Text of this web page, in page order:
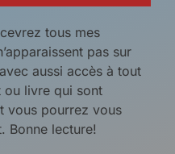
tous mes
pas sur
aussi accès à tout
ou livre qui sont
vous pourrez vous
Bonne lecture!